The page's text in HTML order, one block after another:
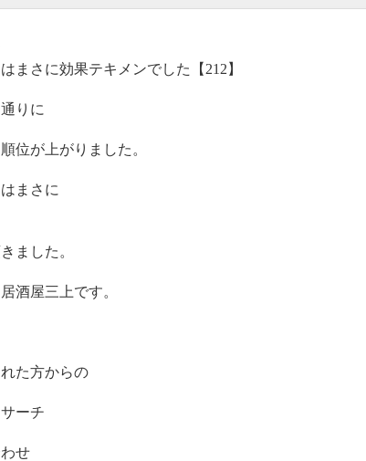
まさに効果テキメンでした【212】
りに
位が上がりました。
まさに
ました。
酒屋三上です。
た方からの
ーチ
せ